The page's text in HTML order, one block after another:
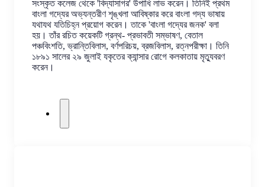
সংস্কৃত কলেজ থেকে 'বিদ্যাসাগর' উপাধি লাভ করেন। তিনিই প্রথম
বাংলা গদ্যের অভ্যন্তরীণ শৃঙ্খলা আবিষ্কার করে বাংলা গদ্য ভাষায়
যথাযথ যতিচিহ্ন প্রয়োগ করেন। তাকে 'বাংলা গদ্যের জনক' বলা
হয়। তাঁর রচিত কয়েকটি গ্রন্থ- প্রভাবতী সম্ভাষণ, বেতাল
পঞ্চবিংশতি, ভ্রান্তিবিলাস, বর্ণপরিচয়, ব্রজবিলাস, রত্নপরীক্ষা। তিনি
১৮৯১ সালের ২৯ জুলাই যকৃতের ক্যান্সার রোগে কলকাতায় মৃত্যুবরণ
করেন।